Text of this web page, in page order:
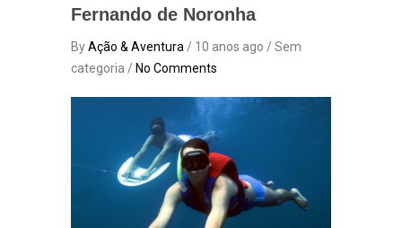
Fernando de Noronha
ByAção & Aventura / 10 anos ago / Sem
categoria / No Comments